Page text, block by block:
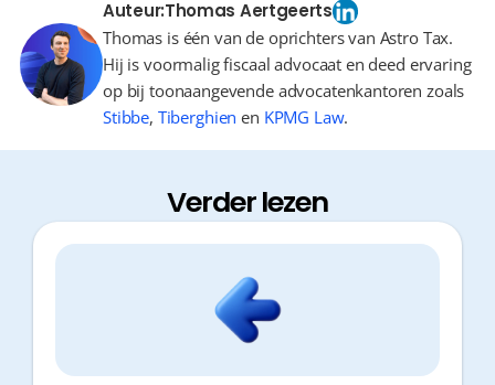
Auteur:Thomas Aertgeerts
Thomas is één van de oprichters van Astro Tax.
Hij is voormalig fiscaal advocaat en deed ervaring
op bij toonaangevende advocatenkantoren zoals
Stibbe, Tiberghien en KPMG Law.
Verder lezen